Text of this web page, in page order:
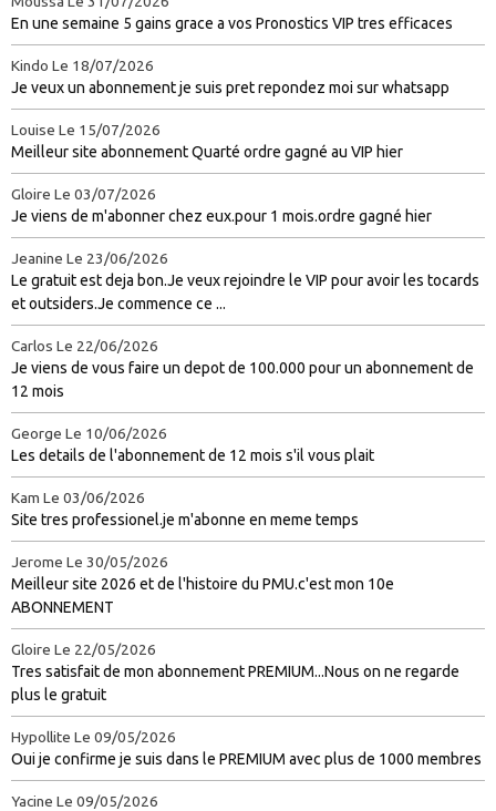
En une semaine 5 gains grace a vos Pronostics VIP tres efficaces
Kindo Le 18/07/2026
Je veux un abonnement je suis pret repondez moi sur whatsapp
Louise Le 15/07/2026
Meilleur site abonnement Quarté ordre gagné au VIP hier
Gloire Le 03/07/2026
Je viens de m'abonner chez eux.pour 1 mois.ordre gagné hier
Jeanine Le 23/06/2026
Le gratuit est deja bon.Je veux rejoindre le VIP pour avoir les tocards
et outsiders.Je commence ce ...
Carlos Le 22/06/2026
Je viens de vous faire un depot de 100.000 pour un abonnement de
12 mois
George Le 10/06/2026
Les details de l'abonnement de 12 mois s'il vous plait
Kam Le 03/06/2026
Site tres professionel.je m'abonne en meme temps
Jerome Le 30/05/2026
Meilleur site 2026 et de l'histoire du PMU.c'est mon 10e
ABONNEMENT
Gloire Le 22/05/2026
Tres satisfait de mon abonnement PREMIUM...Nous on ne regarde
plus le gratuit
Hypollite Le 09/05/2026
Oui je confirme je suis dans le PREMIUM avec plus de 1000 membres
Yacine Le 09/05/2026